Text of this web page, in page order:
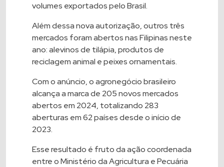
volumes exportados pelo Brasil.
Além dessa nova autorização, outros três
mercados foram abertos nas Filipinas neste
ano: alevinos de tilápia, produtos de
reciclagem animal e peixes ornamentais.
Com o anúncio, o agronegócio brasileiro
alcança a marca de 205 novos mercados
abertos em 2024, totalizando 283
aberturas em 62 países desde o início de
2023.
Esse resultado é fruto da ação coordenada
entre o Ministério da Agricultura e Pecuária